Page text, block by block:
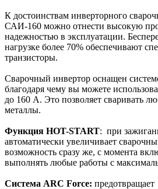
К достоинствам инверторного
САИ-160 можно отнести высокую
надежностью в эксплуатации.
нагрузке более 70% обеспечивают
транзисторы.
Сварочный инвертор оснащен
благодаря чему вы можете
до 160 А. Это позволяет сваривать
металлы.
Функция HOT-START: при
автоматически увеличивает
возможность сразу же, с момента
выполнять любые работы с
Система ARC Force: предотвращает